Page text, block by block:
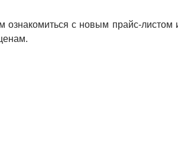
ознакомиться с новым прайс-